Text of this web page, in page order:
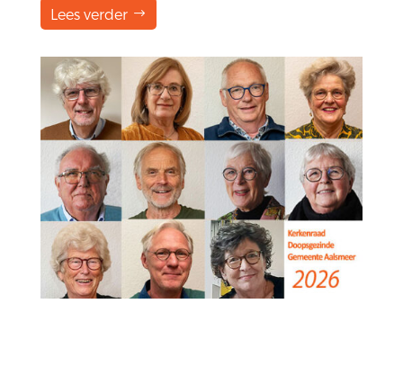
Lees verder